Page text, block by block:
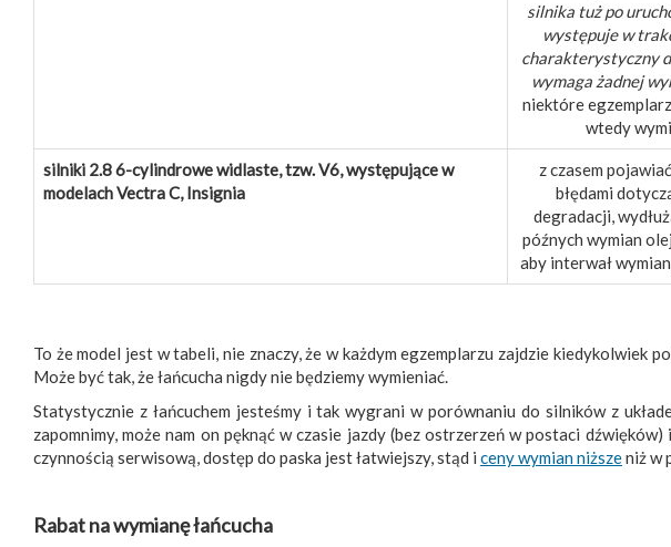
silnika tuż po
występuje w
charakterystyczny
wymaga żadnej
niektóre
wtedy
silniki 2.8 6-cylindrowe widlaste, tzw. V6, występujące w
modelach Vectra C, Insignia
z czasem
błędami
degradacji,
późnych wymian
aby interwał
To że model jest w tabeli, nie znaczy, że w każdym egzemplarzu zajdzie kiedykolwiek
Może być tak, że łańcucha nigdy nie będziemy wymieniać.
Statystycznie z łańcuchem jesteśmy i tak wygrani w porównaniu do silników z
zapomnimy, może nam on pęknąć w czasie jazdy (bez ostrzerzeń w postaci
czynnością serwisową, dostęp do paska jest łatwiejszy, stąd i ceny wymian niższeniż w
Rabat na wymianę łańcucha